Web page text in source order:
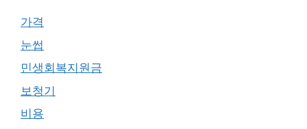
가격
눈썹
민생회복지원금
보청기
비용